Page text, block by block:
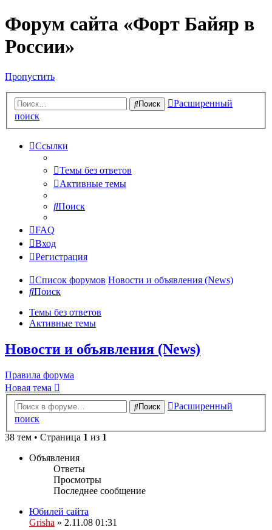
Форум сайта «Форт Байяр в
России»
Пропустить
Поиск
Расширенный
поиск
Ссылки
Темы без ответов
Активные темы
Поиск
FAQ
Вход
Регистрация
Список форумов Новости и объявления (News)
Поиск
Темы без ответов
Активные темы
Новости и объявления (News)
Правила форума
Новая тема
Поиск
Расширенный
поиск
38 тем • Страница 1 из 1
Объявления
Ответы
Просмотры
Последнее сообщение
Юбилей сайта
Grisha » 2.11.08 01:31